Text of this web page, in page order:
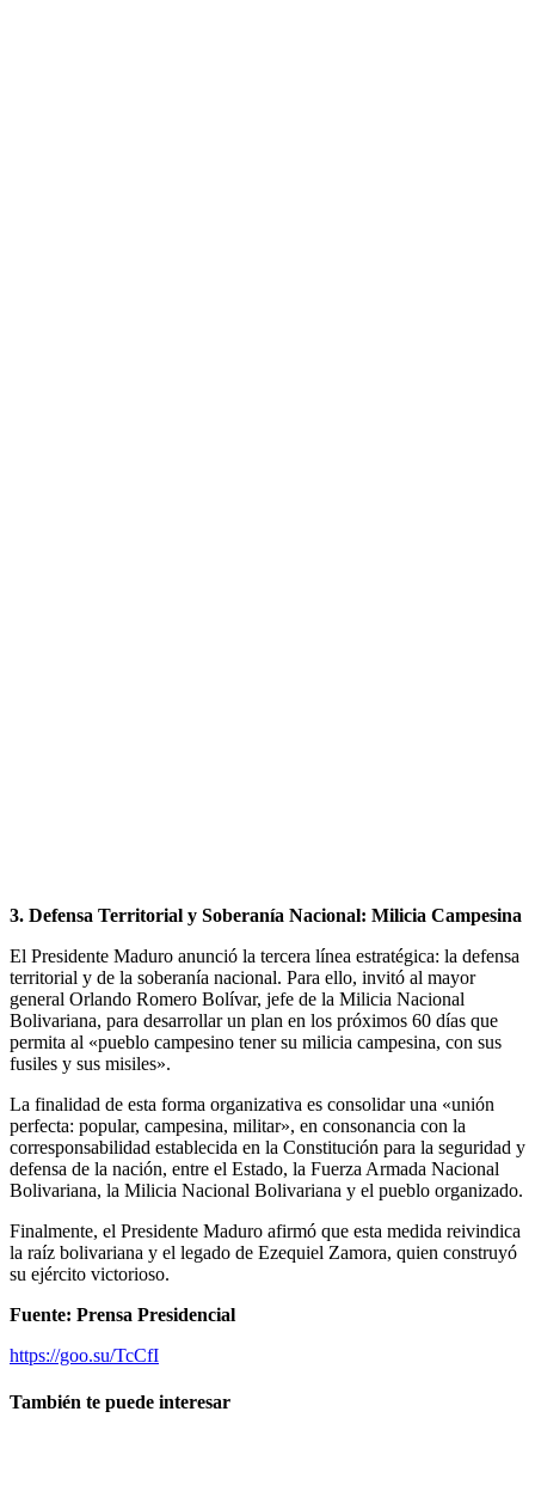
3. Defensa Territorial y Soberanía Nacional: Milicia Campesina
El Presidente Maduro anunció la tercera línea estratégica: la defensa
territorial y de la soberanía nacional. Para ello, invitó al mayor
general Orlando Romero Bolívar, jefe de la Milicia Nacional
Bolivariana, para desarrollar un plan en los próximos 60 días que
permita al «pueblo campesino tener su milicia campesina, con sus
fusiles y sus misiles».
La finalidad de esta forma organizativa es consolidar una «unión
perfecta: popular, campesina, militar», en consonancia con la
corresponsabilidad establecida en la Constitución para la seguridad y
defensa de la nación, entre el Estado, la Fuerza Armada Nacional
Bolivariana, la Milicia Nacional Bolivariana y el pueblo organizado.
Finalmente, el Presidente Maduro afirmó que esta medida reivindica
la raíz bolivariana y el legado de Ezequiel Zamora, quien construyó
su ejército victorioso.
Fuente: Prensa Presidencial
https://goo.su/TcCfI
También te puede interesar